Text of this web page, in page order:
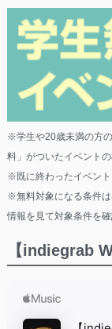
※学生や20歳未満の方
料」がついたイベント
※既に終わったイベント
※無料対象になる条件
情報を見て対象条件を
【indiegrab